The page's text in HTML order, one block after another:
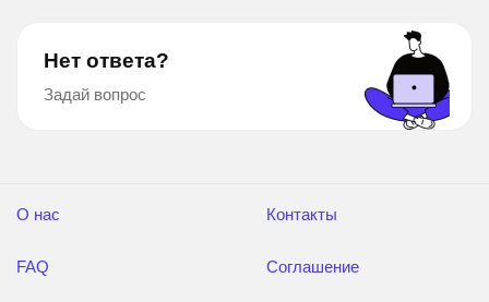
Нет ответа?
Задай вопрос
О нас
FAQ
Контакты
Соглашение